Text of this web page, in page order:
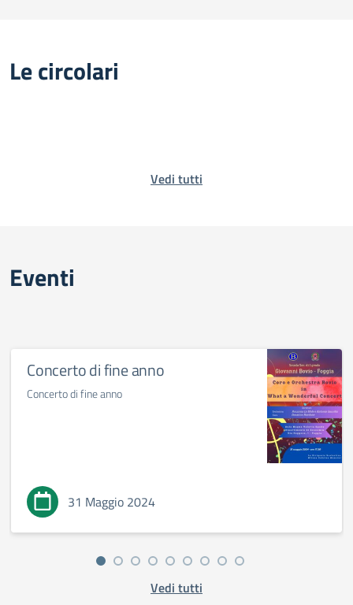
Le circolari
Vedi tutti
Eventi
Concerto di fine anno
Concerto di fine anno
31 Maggio 2024
Vedi tutti